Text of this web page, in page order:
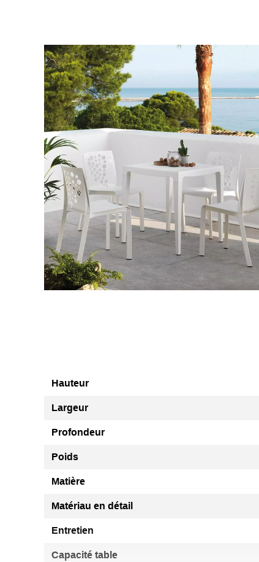
Hauteur
Largeur
Profondeur
Poids
Matière
Matériau en détail
Entretien
Capacité table